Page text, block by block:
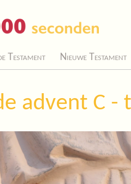
Testament Nieuwe Testament
advent C -